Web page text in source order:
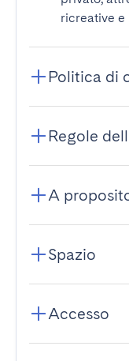
ricreative e
Politica di
Regole
A
Spazio
Accesso